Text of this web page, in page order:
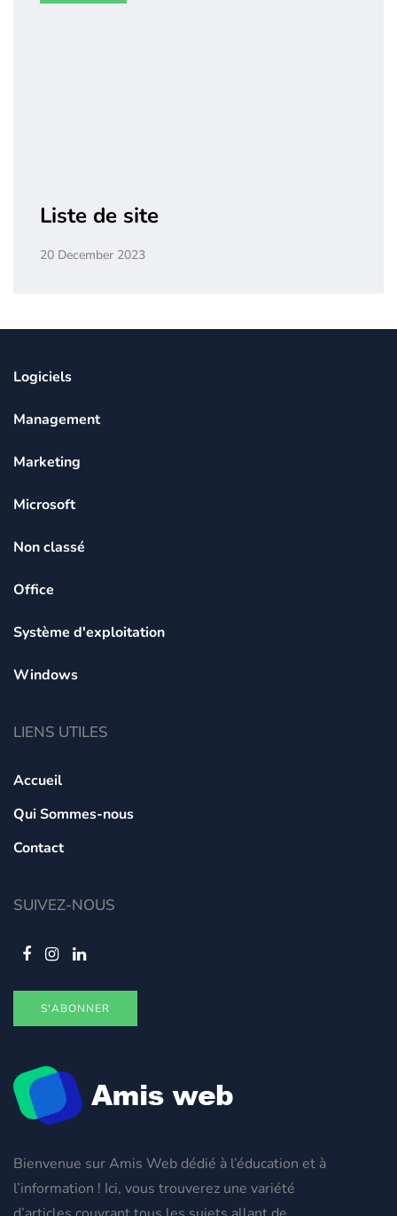
Liste de site
20 December 2023
Bienvenue sur Amis Web dédié à l’éducation et à
l’information ! Ici, vous trouverez une variété
Logiciels
Management
Marketing
Microsoft
Non classé
Office
Système d'exploitation
Windows
LIENS UTILES
Accueil
Qui Sommes-nous
Contact
SUIVEZ-NOUS
S'ABONNER